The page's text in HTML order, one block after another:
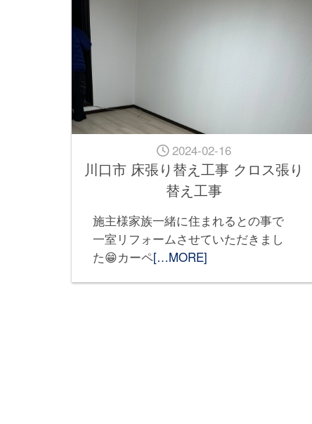
2024-02-16
川口市 床張り替え工事 クロス張り
替え工事
施主様家族一緒に住まれるとの事で
一室リフォームさせていただきまし
た😁カーペ[…MORE]